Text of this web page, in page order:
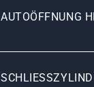
AUTOÖFFNUNG